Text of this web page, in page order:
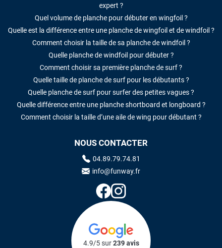
expert ?
Quel volume de planche pour débuter en wingfoil ?
Quelle est la différence entre une planche de wingfoil et de windfoil ?
Comment choisir la taille de sa planche de windfoil ?
Quelle planche de windfoil pour débuter ?
Comment choisir sa première planche de surf ?
Quelle taille de planche de surf pour les débutants ?
Quelle planche de surf pour surfer des petites vagues ?
Quelle différence entre une planche shortboard et longboard ?
Comment choisir la taille d’une aile de wing pour débutant ?
NOUS CONTACTER
04.89.79.74.81
info@funway.fr
4.9/5 sur239 avis